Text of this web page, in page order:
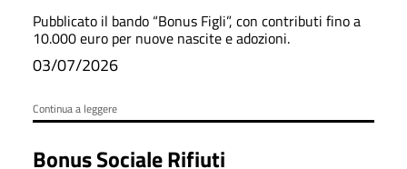
Pubblicato il bando “Bonus Figli”, con contributi fino a
10.000 euro per nuove nascite e adozioni.
03/07/2026
Continua a leggere
Bonus Sociale Rifiuti